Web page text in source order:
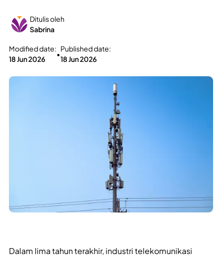
Ditulis oleh
Sabrina
Modified date:
18 Jun 2026
•
Published date:
18 Jun 2026
Dalam lima tahun terakhir, industri telekomunikasi